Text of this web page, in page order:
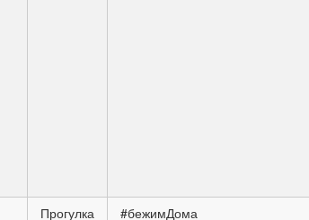
Прогулка #бежимДома